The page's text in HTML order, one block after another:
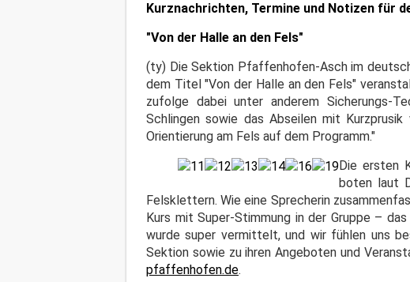
Kurznachrichten, Termine und Notizen für
"Von der Halle an den Fels"
(ty) Die Sektion Pfaffenhofen-Asch im
dem Titel "Von der Halle an den Fels"
zufolge dabei unter anderem Sicherungs-
Schlingen sowie das Abseilen mit
Orientierung am Fels auf dem Programm."
Die ersten
boten laut
Felsklettern. Wie eine Sprecherin
Kurs mit Super-Stimmung in der Gruppe –
wurde super vermittelt, und wir fühlen uns
Sektion sowie zu ihren Angeboten und
pfaffenhofen.de.